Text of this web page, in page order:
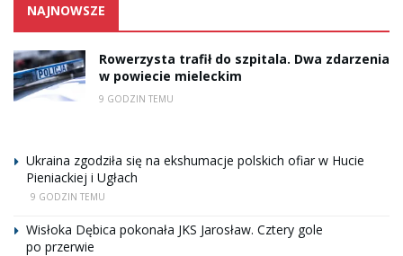
NAJNOWSZE
Rowerzysta trafił do szpitala. Dwa zdarzenia
w powiecie mieleckim
9 GODZIN TEMU
Ukraina zgodziła się na ekshumacje polskich ofiar w Hucie
Pieniackiej i Ugłach
9 GODZIN TEMU
Wisłoka Dębica pokonała JKS Jarosław. Cztery gole
po przerwie